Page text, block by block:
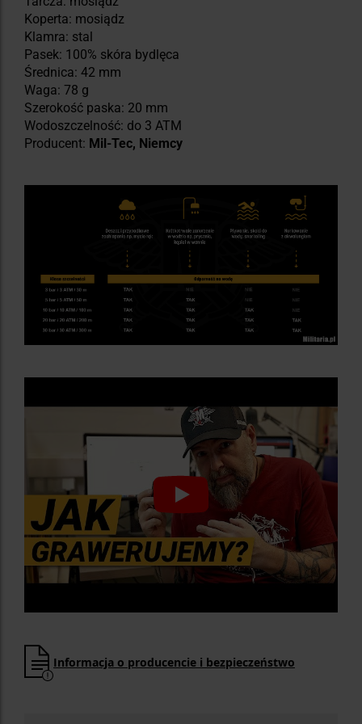
Koperta: mosiądz
Klamra: stal
Pasek: 100% skóra bydlęca
Średnica: 42 mm
Waga: 78 g
Szerokość paska: 20 mm
Wodoszczelność: do 3 ATM
Producent: Mil-Tec, Niemcy
Informacja o producencie i bezpieczeństwo